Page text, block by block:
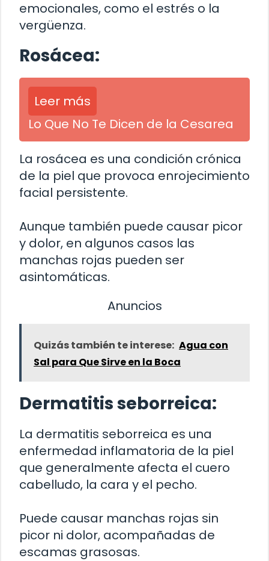
emocionales, como el estrés o la
vergüenza.
Rosácea:
Leer más
Lo Que No Te Dicen de la Cesarea
La rosácea es una condición crónica
de la piel que provoca enrojecimiento
facial persistente.
Aunque también puede causar picor
y dolor, en algunos casos las
manchas rojas pueden ser
asintomáticas.
Anuncios
Quizás también te interese: Agua con
Sal para Que Sirve en la Boca
Dermatitis seborreica:
La dermatitis seborreica es una
enfermedad inflamatoria de la piel
que generalmente afecta el cuero
cabelludo, la cara y el pecho.
Puede causar manchas rojas sin
picor ni dolor, acompañadas de
escamas grasosas.